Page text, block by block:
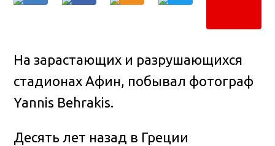
На зарастающих и разрушающихся
стадионах Афин, побывал фотограф
Yannis Behrakis.
Десять лет назад в Греции